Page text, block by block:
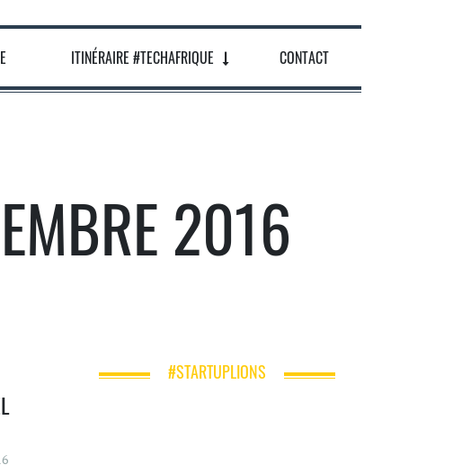
ITINÉRAIRE #TECHAFRIQUE CONTACT
2016
#STARTUPLIONS